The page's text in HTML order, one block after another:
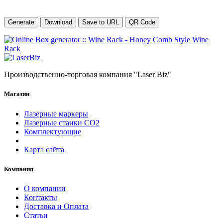
Generate Download Save to URL QR Code
Производственно-торговая компания "Laser Biz"
Магазин
Лазерные маркеры
Лазерные станки СО2
Комплектующие
Карта сайта
Компания
О компании
Контакты
Доставка и Оплата
Статьи